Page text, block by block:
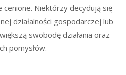
cenione. Niektórzy decydują się
działalności gospodarczej lub
swobodę działania oraz
pomysłów.